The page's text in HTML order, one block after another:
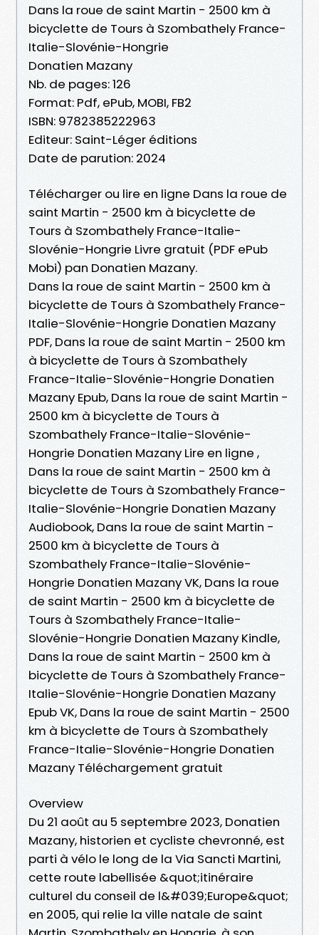
Dans la roue de saint Martin - 2500 km à
bicyclette de Tours à Szombathely France-
Italie-Slovénie-Hongrie
Donatien Mazany
Nb. de pages: 126
Format: Pdf, ePub, MOBI, FB2
ISBN: 9782385222963
Editeur: Saint-Léger éditions
Date de parution: 2024
Télécharger ou lire en ligne Dans la roue de
saint Martin - 2500 km à bicyclette de
Tours à Szombathely France-Italie-
Slovénie-Hongrie Livre gratuit (PDF ePub
Mobi) pan Donatien Mazany.
Dans la roue de saint Martin - 2500 km à
bicyclette de Tours à Szombathely France-
Italie-Slovénie-Hongrie Donatien Mazany
PDF, Dans la roue de saint Martin - 2500 km
à bicyclette de Tours à Szombathely
France-Italie-Slovénie-Hongrie Donatien
Mazany Epub, Dans la roue de saint Martin -
2500 km à bicyclette de Tours à
Szombathely France-Italie-Slovénie-
Hongrie Donatien Mazany Lire en ligne ,
Dans la roue de saint Martin - 2500 km à
bicyclette de Tours à Szombathely France-
Italie-Slovénie-Hongrie Donatien Mazany
Audiobook, Dans la roue de saint Martin -
2500 km à bicyclette de Tours à
Szombathely France-Italie-Slovénie-
Hongrie Donatien Mazany VK, Dans la roue
de saint Martin - 2500 km à bicyclette de
Tours à Szombathely France-Italie-
Slovénie-Hongrie Donatien Mazany Kindle,
Dans la roue de saint Martin - 2500 km à
bicyclette de Tours à Szombathely France-
Italie-Slovénie-Hongrie Donatien Mazany
Epub VK, Dans la roue de saint Martin - 2500
km à bicyclette de Tours à Szombathely
France-Italie-Slovénie-Hongrie Donatien
Mazany Téléchargement gratuit
Overview
Du 21 août au 5 septembre 2023, Donatien
Mazany, historien et cycliste chevronné, est
parti à vélo le long de la Via Sancti Martini,
cette route labellisée &quot;itinéraire
culturel du conseil de l&#039;Europe&quot;
en 2005, qui relie la ville natale de saint